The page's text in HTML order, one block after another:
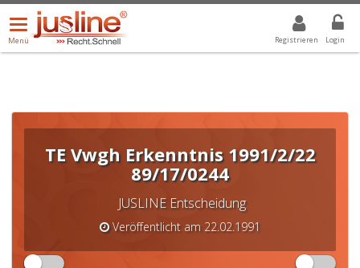
Registrieren Login
Menü
öffnen/schließen
Menü
ALLE DROPDOWN: GEWÄHLTER WERT IST ALLE
TE Vwgh Erkenntnis 1991/2/22
89/17/0244
JUSLINE Entscheidung
Veröffentlicht am 22.02.1991